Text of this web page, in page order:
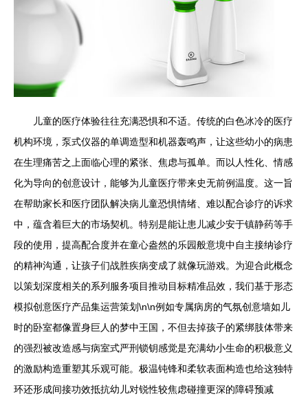
儿童的医疗体验往往充满恐惧和不适。传统的白色冰冷的医疗
机构环境，泵式仪器的单调造型和机器轰鸣声，让这些幼小的病患
在生理痛苦之上面临心理的紧张、焦虑与孤单。而以人性化、情感
化为导向的创意设计，能够为儿童医疗带来史无前例温度。这一旨
在帮助家长和医疗团队解决病儿童恐惧情绪、难以配合诊疗的诉求
中，蕴含着巨大的市场契机。特别是能让患儿减少安于镇静药等手
段的使用，提高配合度并在童心盎然的乐园般意境中自主接纳诊疗
的精神沟通，让孩子们战胜疾病变成了就像玩游戏。为迎合此概念
以策划深度相关的系列服务项目推动目标精准品效，我们基于形态
模拟创意医疗产品集运营策划\n\n例如专属病房的气氛创意墙如儿
时的卧室都像置身巨人的梦中王国，不但去掉孩子的紧绑肢体带来
的强烈被改造感与病室式严刑锁钥感觉是充满幼小生命的积极意义
的激励构造重塑其乐观可能。极温钝锋和柔软表面构造也给这独特
环还形成间接功效抵抗幼儿对锐性较焦虑碰撞更深的障碍预减